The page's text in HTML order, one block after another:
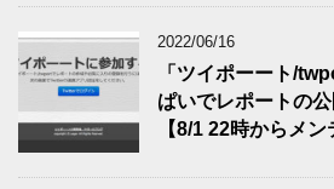
2022/06/16
「ツイポーート/
ぱいでレポートの
【8/1 22時からメン